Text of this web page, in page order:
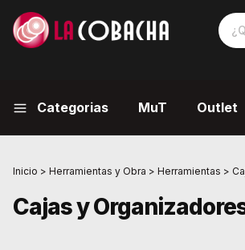
Categorias MuT Outlet
Inicio > Herramientas y Obra > Herramientas >
Cajas y